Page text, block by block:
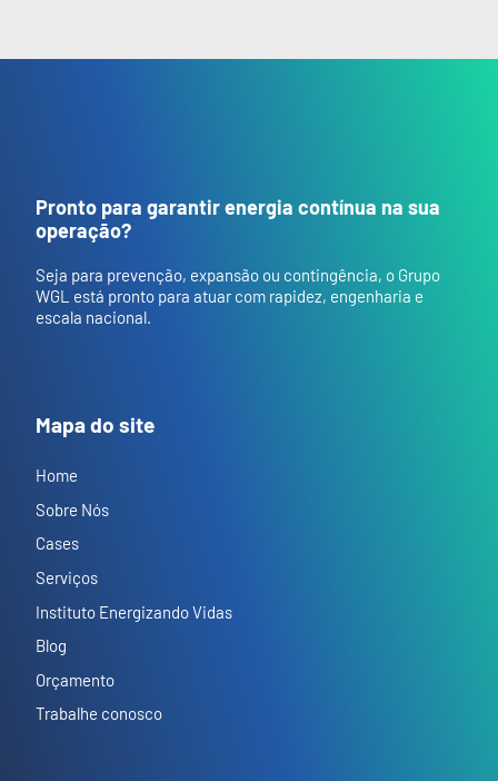
Pronto para garantir energia contínua na sua
operação?
Seja para prevenção, expansão ou contingência, o Grupo
WGL está pronto para atuar com rapidez, engenharia e
escala nacional.
Mapa do site
Home
Sobre Nós
Cases
Serviços
Instituto Energizando Vidas
Blog
Orçamento
Trabalhe conosco